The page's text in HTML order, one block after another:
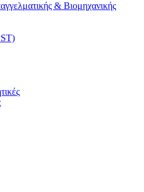
& Βιομηχανικής